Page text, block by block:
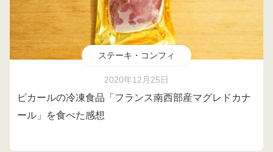
ステーキ・コンフィ
2020年12月25日
ピカールの冷凍食品「フランス南西部産マグレドカナ
ール」を食べた感想